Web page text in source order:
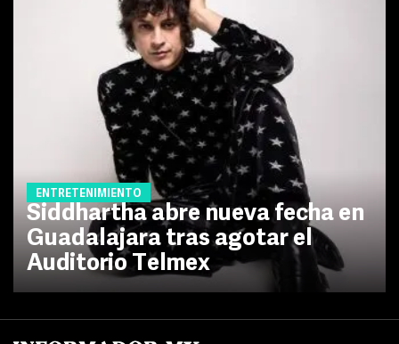
ENTRETENIMIENTO
Siddhartha abre nueva fecha en
Guadalajara tras agotar el
Auditorio Telmex